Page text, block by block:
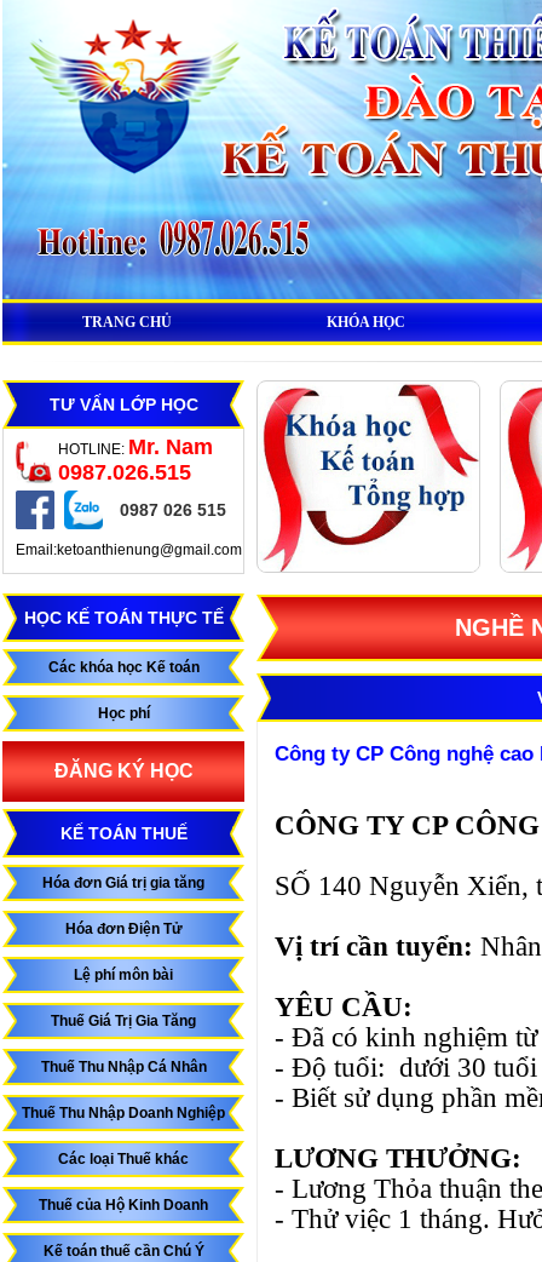
TRANG CHỦ KHÓA HỌC
TƯ VẤN LỚP HỌC
HOTLINE: Mr. Nam
0987.026.515
0987 026 515
Email:ketoanthienung@gmail.com
HỌC KẾ TOÁN THỰC TẾ
Các khóa học Kế toán
Học phí
ĐĂNG KÝ HỌC
KẾ TOÁN THUẾ
Hóa đơn Giá trị gia tăng
Hóa đơn Điện Tử
Lệ phí môn bài
Thuế Giá Trị Gia Tăng
Thuế Thu Nhập Cá Nhân
Thuế Thu Nhập Doanh Nghiệp
Các loại Thuế khác
Thuế của Hộ Kinh Doanh
Kế toán thuế cần Chú Ý
NGHỀ
Công ty CP Công nghệ
CÔNG TY CP
SỐ 140 Nguyễn Xiển,
Vị trí cần tuyển:
YÊU CẦU:
- Đã có kinh nghiệm
- Độ tuổi: dưới 30 tuổi
- Biết sử dụng phần
LƯƠNG THƯỞNG:
- Lương Thỏa thuận
- Thử việc 1 tháng.